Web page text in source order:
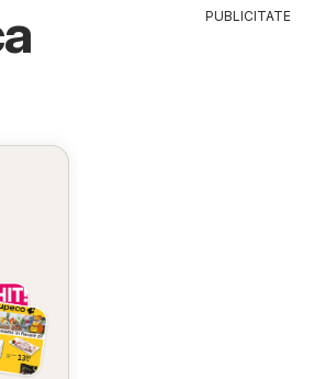
PUBLICITATE